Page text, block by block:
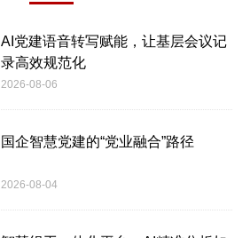
AI党建语音转写赋能，让基层会议记
录高效规范化
2026-08-06
国企智慧党建的“党业融合”路径
2026-08-04